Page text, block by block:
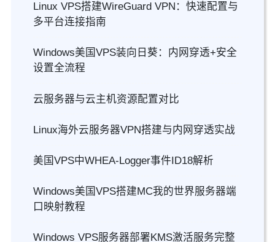
Linux VPS搭建WireGuard VPN：快速配置与
多平台连接指南
Windows美国VPS装向日葵：内网穿透+安全
设置全流程
云服务器与云主机资源配置对比
Linux海外云服务器VPN搭建与内网穿透实战
美国VPS中WHEA-Logger事件ID18解析
Windows美国VPS搭建MC我的世界服务器端
口映射教程
Windows VPS服务器部署KMS激活服务完整